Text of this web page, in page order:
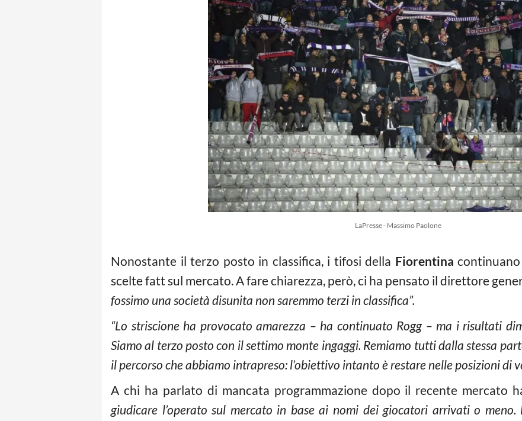
LaPresse - Massimo Paolone
Nonostante il terzo posto in classifica, i tifosi della Fiorentina
scelte fatt sul mercato. A fare chiarezza, però, ci ha pensato il direttore
fossimo una società disunita non saremmo terzi in classifica”.
“Lo striscione ha provocato amarezza – ha continuato Rogg – ma i risultati
Siamo al terzo posto con il settimo monte ingaggi. Remiamo tutti dalla stessa
il percorso che abbiamo intrapreso: l’obiettivo intanto è restare nelle posizioni di
A chi ha parlato di mancata programmazione dopo il recente mercato
giudicare l’operato sul mercato in base ai nomi dei giocatori arrivati o meno.